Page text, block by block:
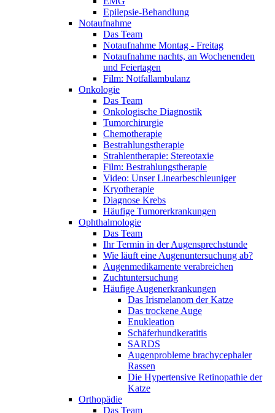
Epilepsie-Behandlung
Notaufnahme
Das Team
Notaufnahme Montag - Freitag
Notaufnahme nachts, an Wochenenden
und Feiertagen
Film: Notfallambulanz
Onkologie
Das Team
Onkologische Diagnostik
Tumorchirurgie
Chemotherapie
Bestrahlungstherapie
Strahlentherapie: Stereotaxie
Film: Bestrahlungstherapie
Video: Unser Linearbeschleuniger
Kryotherapie
Diagnose Krebs
Häufige Tumorerkrankungen
Ophthalmologie
Das Team
Ihr Termin in der Augensprechstunde
Wie läuft eine Augenuntersuchung ab?
Augenmedikamente verabreichen
Zuchtuntersuchung
Häufige Augenerkrankungen
Das Irismelanom der Katze
Das trockene Auge
Enukleation
Schäferhundkeratitis
SARDS
Augenprobleme brachycephaler
Rassen
Die Hypertensive Retinopathie der
Katze
Orthopädie
Das Team